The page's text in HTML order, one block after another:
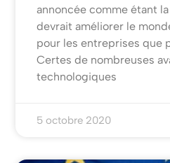
annoncée comme étant
devrait améliorer le
pour les entreprises que
Certes de nombreuses
technologiques
5 octobre 2020